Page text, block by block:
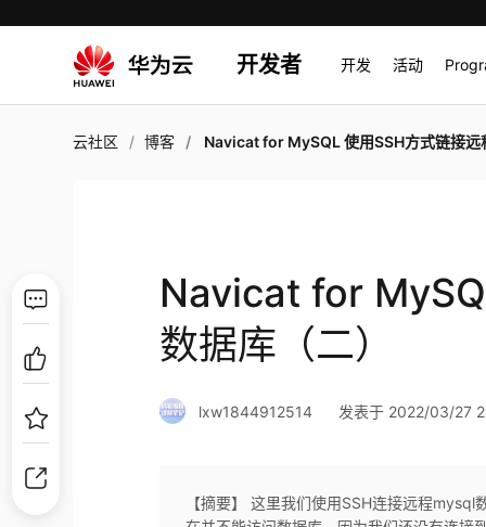
开发者 开发 活动
云社区 博客 Navicat for MySQL 使用SSH方式链接远程数据库（
Navicat for
数据库（二）
lxw1844912514 发表于 2022/03/27
【摘要】 这里我们使用SSH连接远程